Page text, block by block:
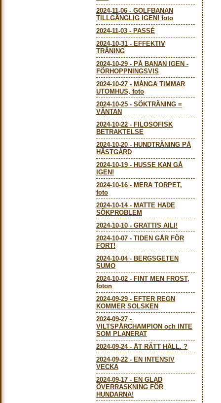
2024-11-06 - GOLFBANAN
TILLGÄNGLIG IGEN! foto
2024-11-03 - PASSÉ
2024-10-31 - EFFEKTIV
TRÄNING
2024-10-29 - PÅ BANAN IGEN -
FÖRHOPPNINGSVIS
2024-10-27 - MÅNGA TIMMAR
UTOMHUS, foto
2024-10-25 - SÖKTRÄNING =
VÄNTAN
2024-10-22 - FILOSOFISK
BETRAKTELSE
2024-10-20 - HUNDTRÄNING PÅ
HÄSTGÅRD
2024-10-19 - HUSSE KAN GÅ
IGEN!
2024-10-16 - MERA TORPET,
foto
2024-10-14- MATTE HADE
SÖKPROBLEM
2024-10-10 - GRATTIS AILI!
2024-10-07 - TIDEN GÅR FÖR
FORT!
2024-10-04- BERGSGETEN
SUMO
2024-10-02 - FINT MEN FROST,
foton
2024-09-29 - EFTER REGN
KOMMER SOLSKEN
2024-09-27 -
VILTSPÅRCHAMPION och INTE
SOM PLANERAT
2024-09-24- ÅT RÄTT HÅLL. ?
2024-09-22 - EN INTENSIV
VECKA
2024-09-17 - EN GLAD
ÖVERRASKNING FÖR
HUNDARNA!